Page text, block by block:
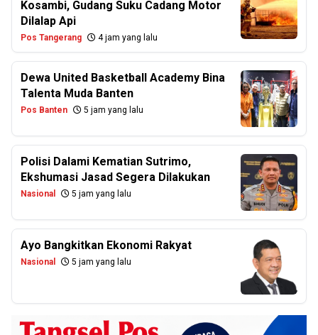
Kosambi, Gudang Suku Cadang Motor
Dilalap Api
Pos Tangerang 4 jam yang lalu
Dewa United Basketball Academy Bina
Talenta Muda Banten
Pos Banten 5 jam yang lalu
Polisi Dalami Kematian Sutrimo,
Ekshumasi Jasad Segera Dilakukan
Nasional 5 jam yang lalu
Ayo Bangkitkan Ekonomi Rakyat
Nasional 5 jam yang lalu